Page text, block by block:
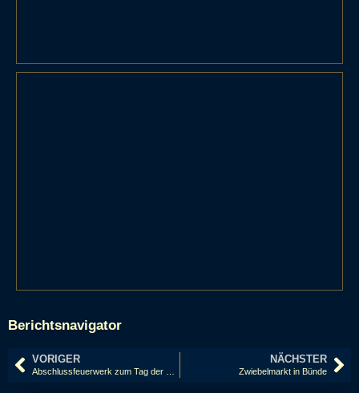
Berichtsnavigator
VORIGER NÄCHSTER
Zwiebelmarkt in Bünde